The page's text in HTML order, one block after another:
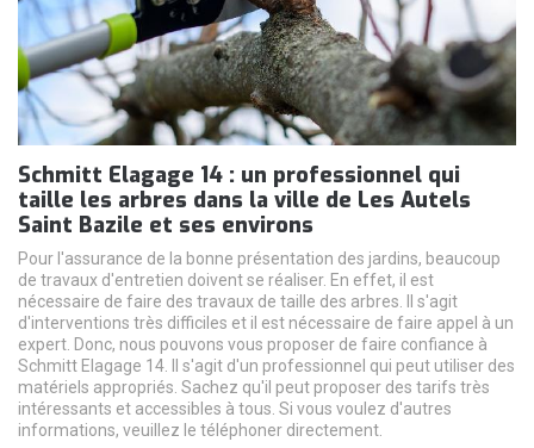
Schmitt Elagage 14 : un professionnel qui
taille les arbres dans la ville de Les Autels
Saint Bazile et ses environs
Pour l'assurance de la bonne présentation des jardins, beaucoup
de travaux d'entretien doivent se réaliser. En effet, il est
nécessaire de faire des travaux de taille des arbres. Il s'agit
d'interventions très difficiles et il est nécessaire de faire appel à un
expert. Donc, nous pouvons vous proposer de faire confiance à
Schmitt Elagage 14. Il s'agit d'un professionnel qui peut utiliser des
matériels appropriés. Sachez qu'il peut proposer des tarifs très
intéressants et accessibles à tous. Si vous voulez d'autres
informations, veuillez le téléphoner directement.